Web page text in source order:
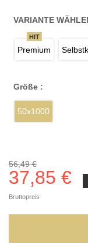
VARIANTE
Premium
HIT
Größe :
50x1000
56,49 €
37,85 €
Bruttopreis